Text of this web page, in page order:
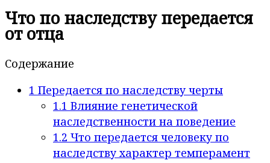
Что по наследству передается
от отца
Содержание
1 Передается по наследству черты
1.1 Влияние генетической
наследственности на поведение
1.2 Что передается человеку по
наследству характер темперамент